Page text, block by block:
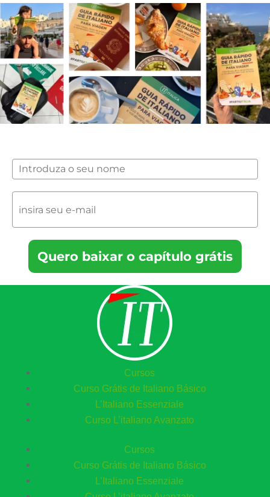
Quero baixar o capítulo grátis
Cursos
Curso Grátis de Italiano Básico​
L’Italiano Essenziale
Curso L’italiano Avanzato
Cursos
Curso Grátis de Italiano Básico​
L’Italiano Essenziale